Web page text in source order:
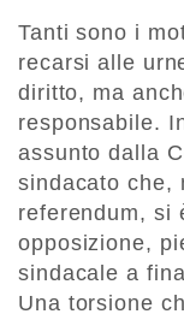
Tanti sono i
recarsi alle
diritto, ma
responsabile.
assunto dalla
sindacato che,
referendum, si
opposizione,
sindacale a
Una torsione